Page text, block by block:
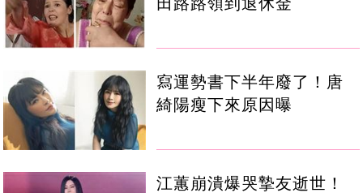
寫運勢書下半年廢了！唐
綺陽瘦下來原因曝
江蕙崩潰爆哭摯友逝世！